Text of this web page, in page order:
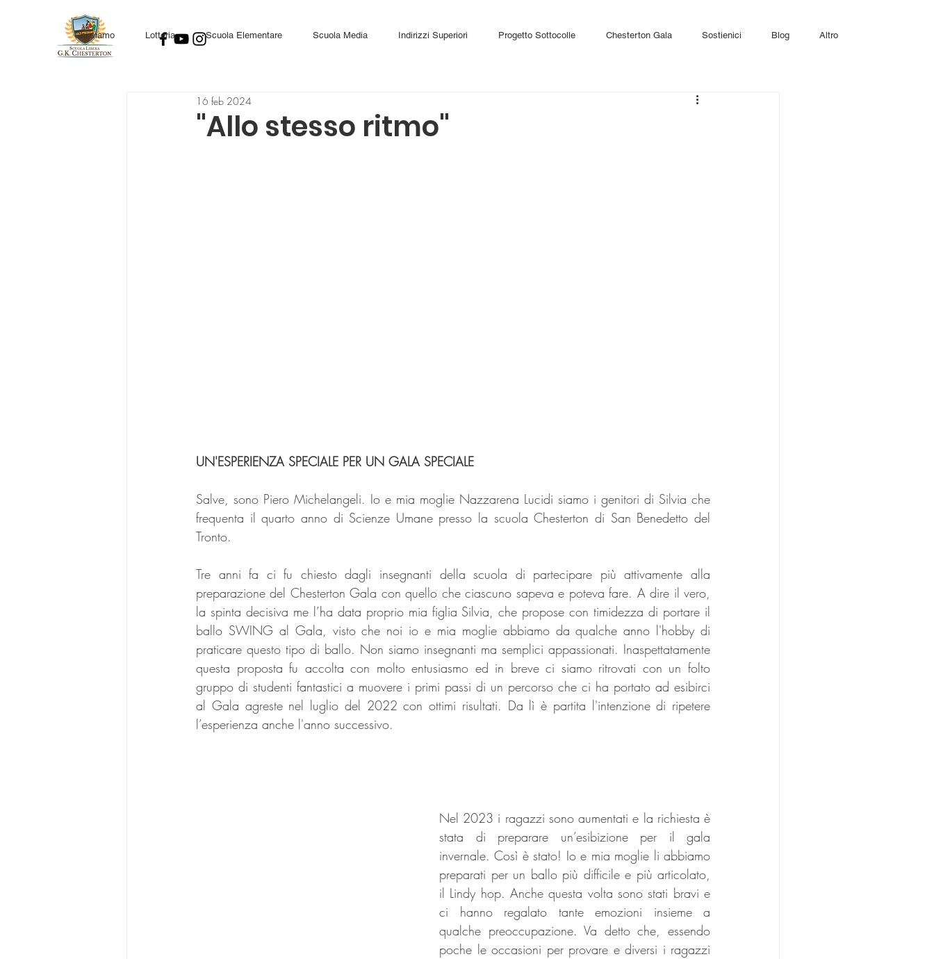
Chi siamo Lotteria Scuola Elementare Scuola Media Indirizzi Superiori Progetto Sottocolle Chesterton Gala Sostienici Blog Altro
"Allo stesso ritmo"
16 feb 2024
UN'ESPERIENZA SPECIALE PER UN GALA SPECIALE
Salve, sono Piero Michelangeli. Io e mia moglie Nazzarena Lucidi siamo i genitori di Silvia che
frequenta il quarto anno di Scienze Umane presso la scuola Chesterton di San Benedetto del
Tronto.
Tre anni fa ci fu chiesto dagli insegnanti della scuola di partecipare più attivamente alla
preparazione del Chesterton Gala con quello che ciascuno sapeva e poteva fare. A dire il vero,
la spinta decisiva me l’ha data proprio mia figlia Silvia, che propose con timidezza di portare il
ballo SWING al Gala, visto che noi io e mia moglie abbiamo da qualche anno l'hobby di
praticare questo tipo di ballo. Non siamo insegnanti ma semplici appassionati. Inaspettatamente
questa proposta fu accolta con molto entusiasmo ed in breve ci siamo ritrovati con un folto
gruppo di studenti fantastici a muovere i primi passi di un percorso che ci ha portato ad esibirci
al Gala agreste nel luglio del 2022 con ottimi risultati. Da lì è partita l'intenzione di ripetere
l’esperienza anche l'anno successivo.
Nel 2023 i ragazzi sono aumentati e la richiesta è
stata di preparare un’esibizione per il gala
invernale. Così è stato! Io e mia moglie li abbiamo
preparati per un ballo più difficile e più articolato,
il Lindy hop. Anche questa volta sono stati bravi e
ci hanno regalato tante emozioni insieme a
qualche preoccupazione. Va detto che, essendo
poche le occasioni per provare e diversi i ragazzi